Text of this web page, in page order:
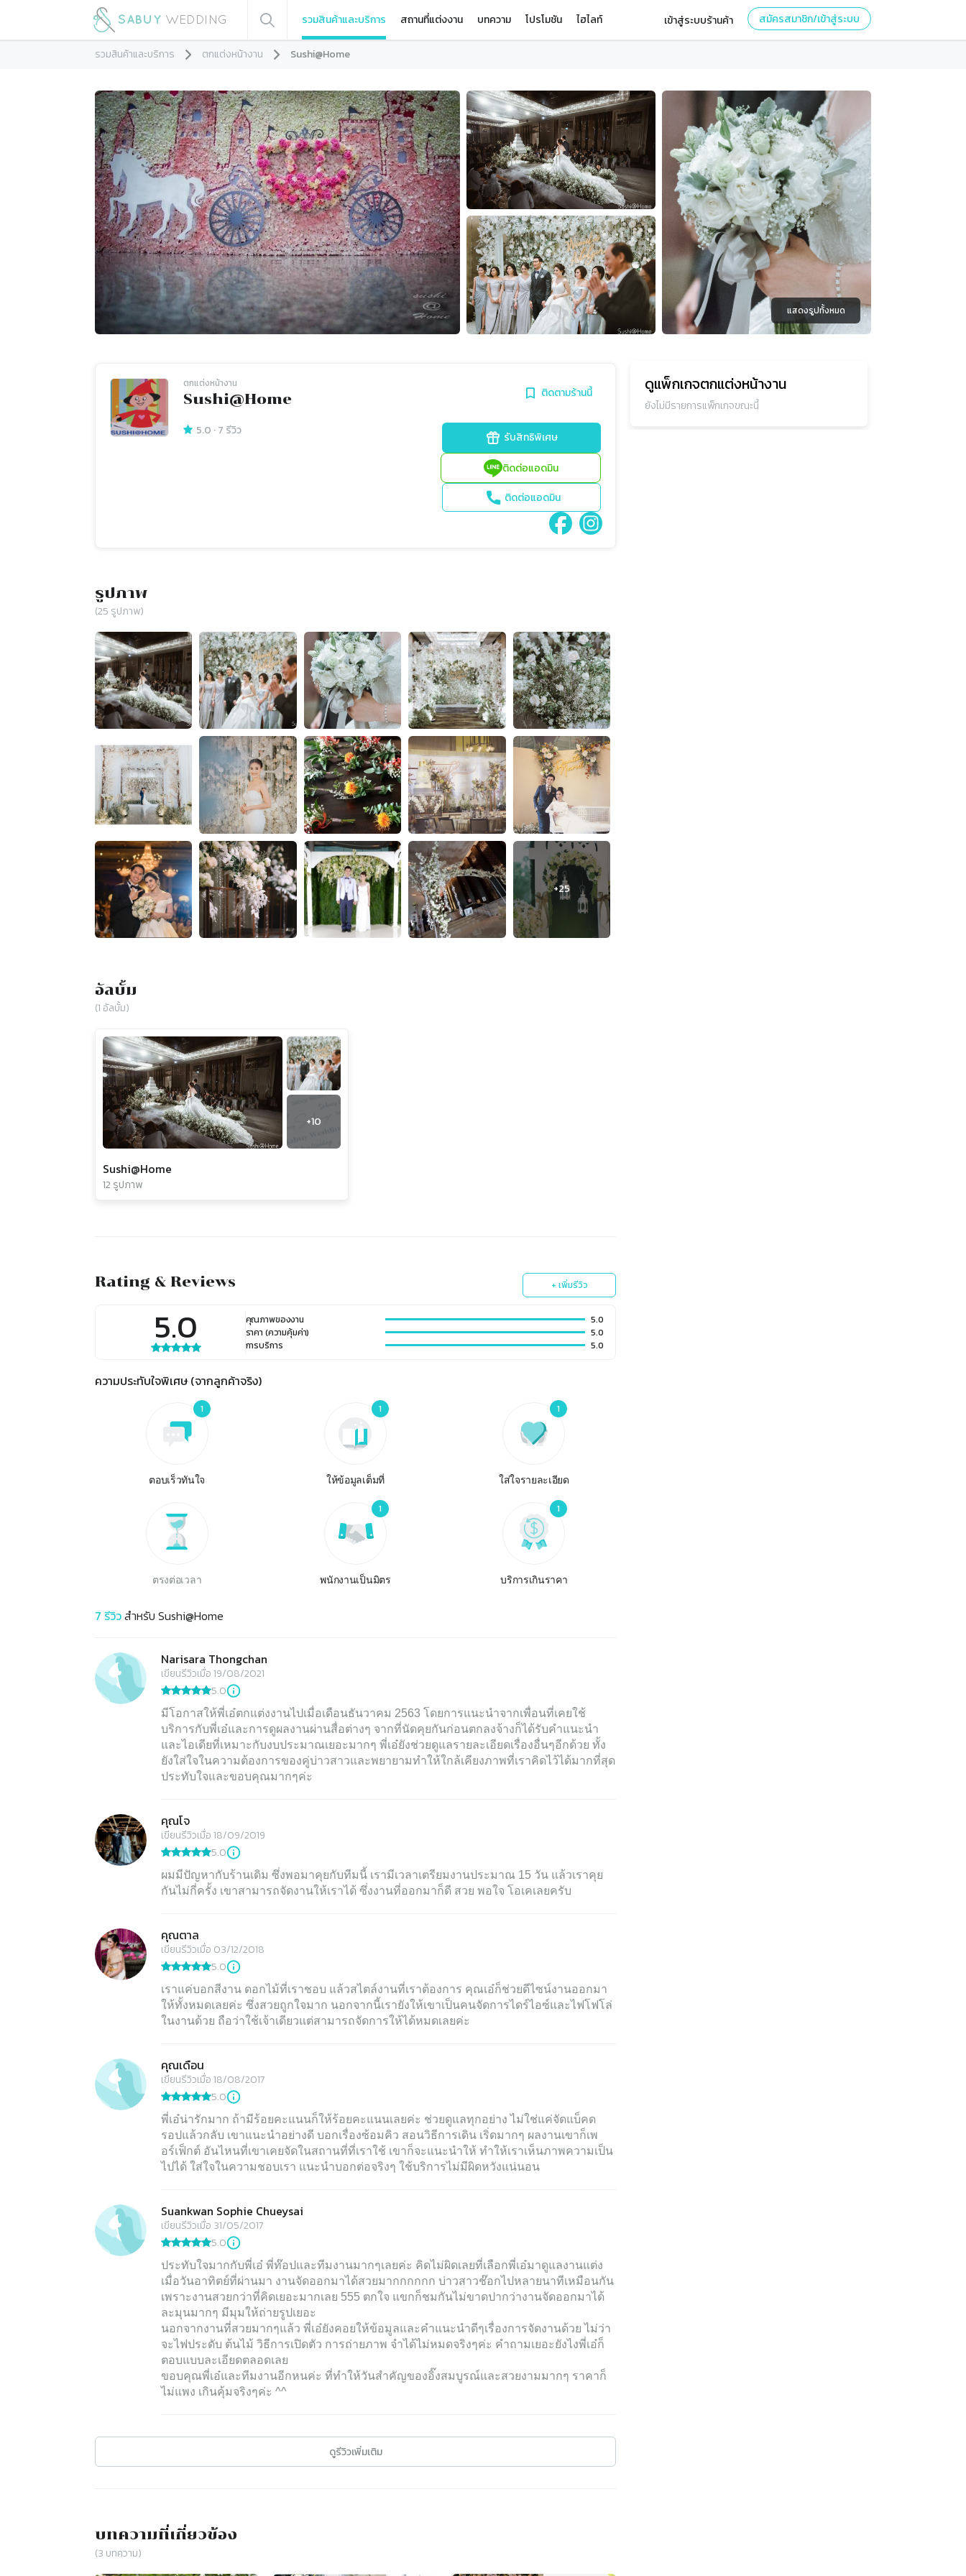
รวมสินค้าและบริการ สถานที่แต่งงาน บทความ โปรโมชัน ไฮไลท์ เข้าสู่ระบบร้านค้า สมัครสมาชิก/เข้าสู่ระบบ
รวมสินค้าและบริการ ตกแต่งหน้างาน Sushi@Home
แสดงรูปทั้งหมด
ตกแต่งหน้างาน
Sushi@Home ติดตามร้านนี้
5.0 ·7 รีวิว รับสิทธิพิเศษ
ติดต่อแอดมิน
ติดต่อแอดมิน
รูปภาพ
(25 รูปภาพ)
อัลบั้ม
(1 อัลบั้ม)
+10
Sushi@Home
12 รูปภาพ
Rating & Reviews + เพิ่มรีวิว
5.0 คุณภาพของงาน
5.0
ราคา (ความคุ้มค่า)
5.0
การบริการ
5.0
ความประทับใจพิเศษ (จากลูกค้าจริง)
1
ตอบเร็วทันใจ
1
ให้ข้อมูลเต็มที่
1
ใส่ใจรายละเอียด
ตรงต่อเวลา
1
พนักงานเป็นมิตร
1
บริการเกินราคา
7 รีวิวสำหรับ Sushi@Home
Narisara Thongchan
เขียนรีวิวเมื่อ 19/08/2021
5.0
มีโอกาสให้พี่เอ๋ตกแต่งงานไปเมื่อเดือนธันวาคม 2563 โดยการแนะนำจากเพื่อนที่เคยใช้
บริการกับพี่เอ๋และการดูผลงานผ่านสื่อต่างๆ จากที่นัดคุยกันก่อนตกลงจ้างก็ได้รับคำแนะนำ
และไอเดียที่เหมาะกับงบประมาณเยอะมากๆ พี่เอ๋ยังช่วยดูแลรายละเอียดเรื่องอื่นๆอีกด้วย ทั้ง
ยังใส่ใจในความต้องการของคู่บ่าวสาวและพยายามทำให้ใกล้เคียงภาพที่เราคิดไว้ได้มากที่สุด
ประทับใจและขอบคุณมากๆค่ะ
คุณโจ
เขียนรีวิวเมื่อ 18/09/2019
5.0
ผมมีปัญหากับร้านเดิม ซึ่งพอมาคุยกับทีมนี้ เรามีเวลาเตรียมงานประมาณ 15 วัน แล้วเราคุย
กันไม่กี่ครั้ง เขาสามารถจัดงานให้เราได้ ซึ่งงานที่ออกมาก็ดี สวย พอใจ โอเคเลยครับ
คุณตาล
เขียนรีวิวเมื่อ 03/12/2018
5.0
เราแค่บอกสีงาน ดอกไม้ที่เราชอบ แล้วสไตล์งานที่เราต้องการ คุณเอ๋ก็ช่วยดีไซน์งานออกมา
ให้ทั้งหมดเลยค่ะ ซึ่งสวยถูกใจมาก นอกจากนี้เรายังให้เขาเป็นคนจัดการไดร์ไอซ์และไฟโฟโล่
ในงานด้วย ถือว่าใช้เจ้าเดียวแต่สามารถจัดการให้ได้หมดเลยค่ะ
คุณเดือน
เขียนรีวิวเมื่อ 18/08/2017
5.0
พี่เอ๋น่ารักมาก ถ้ามีร้อยคะแนนก็ให้ร้อยคะแนนเลยค่ะ ช่วยดูแลทุกอย่าง ไม่ใช่แค่จัดแบ็คด
รอปแล้วกลับ เขาแนะนำอย่างดี บอกเรื่องซ้อมคิว สอนวิธีการเดิน เริ่ดมากๆ ผลงานเขาก็เพ
อร์เฟ็กต์ อันไหนที่เขาเคยจัดในสถานที่ที่เราใช้ เขาก็จะแนะนำให้ ทำให้เราเห็นภาพความเป็น
ไปได้ ใส่ใจในความชอบเรา แนะนำบอกต่อจริงๆ ใช้บริการไม่มีผิดหวังแน่นอน
Suankwan Sophie Chueysai
เขียนรีวิวเมื่อ 31/05/2017
5.0
ประทับใจมากกับพี่เอ๋ พี่ท๊อปและทีมงานมากๆเลยค่ะ คิดไม่ผิดเลยที่เลือกพี่เอ๋มาดูแลงานแต่ง
เมื่อวันอาทิตย์ที่ผ่านมา งานจัดออกมาได้สวยมากกกกกก บ่าวสาวช๊อกไปหลายนาทีเหมือนกัน
เพราะงานสวยกว่าที่คิดเยอะมากเลย 555 ตกใจ แขกก็ชมกันไม่ขาดปากว่างานจัดออกมาได้
ละมุนมากๆ มีมุมให้ถ่ายรูปเยอะ
นอกจากงานที่สวยมากๆแล้ว พี่เอ๋ยังคอยให้ข้อมูลและคำแนะนำดีๆเรื่องการจัดงานด้วย ไม่ว่า
จะไฟประดับ ต้นไม้ วิธีการเปิดตัว การถ่ายภาพ จำได้ไม่หมดจริงๆค่ะ คำถามเยอะยังไงพี่เอ๋ก็
ตอบแบบละเอียดตลอดเลย
ขอบคุณพี่เอ๋และทีมงานอีกหนค่ะ ที่ทำให้วันสำคัญของอิ๊งสมบูรณ์และสวยงามมากๆ ราคาก็
ไม่แพง เกินคุ้มจริงๆค่ะ ^^
ดูรีวิวเพิ่มเติม
บทความที่เกี่ยวข้อง
(3 บทความ)
ดูแพ็กเกจตกแต่งหน้างาน
ยังไม่มีรายการแพ็กเกจขณะนี้